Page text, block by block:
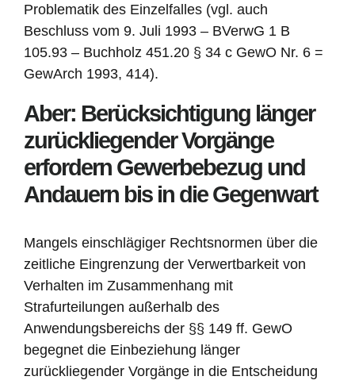
Problematik des Einzelfalles (vgl. auch
Beschluss vom 9. Juli 1993 – BVerwG 1 B
105.93 – Buchholz 451.20 § 34 c GewO Nr. 6 =
GewArch 1993, 414).
Aber: Berücksichtigung länger
zurückliegender Vorgänge
erfordern Gewerbebezug und
Andauern bis in die Gegenwart
Mangels einschlägiger Rechtsnormen über die
zeitliche Eingrenzung der Verwertbarkeit von
Verhalten im Zusammenhang mit
Strafurteilungen außerhalb des
Anwendungsbereichs der §§ 149 ff. GewO
begegnet die Einbeziehung länger
zurückliegender Vorgänge in die Entscheidung